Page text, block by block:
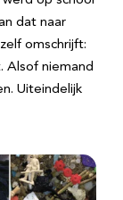
dat naar
omschrijft:
Alsof niemand
Uiteindelijk